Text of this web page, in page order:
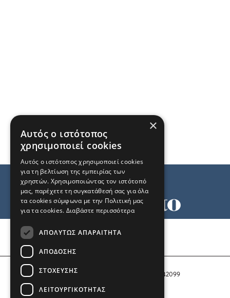
Αριθμός Πιστοποίησης Μ.Η.Τ. 242099
×
Αυτός ο ιστότοπος
χρησιμοποιεί cookies
Αυτός ο ιστότοπος χρησιμοποιεί cookies
για τη βελτίωση της εμπειρίας των
χρηστών. Χρησιμοποιώντας τον ιστότοπό
μας, παρέχετε τη συγκατάθεσή σας για όλα
τα cookies σύμφωνα με την Πολιτική μας
για τα cookies. Διαβάστε περισσότερα
ΑΠΟΛΎΤΩΣ ΑΠΑΡΑΊΤΗΤΑ
ΑΠΌΔΟΣΗΣ
ΣΤΌΧΕΥΣΗΣ
ΛΕΙΤΟΥΡΓΙΚΌΤΗΤΑΣ